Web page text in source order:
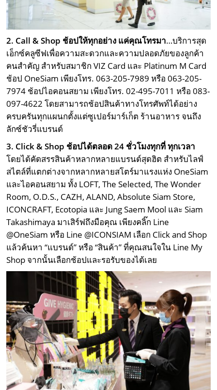
2. Call & Shop ช้อปให้ทุกอย่าง แค่คุณโทรมา…บริการสุด
เอ็กซ์คลูซีฟเพื่อความสะดวกและความปลอดภัยของลูกค้า
คนสำคัญ สำหรับสมาชิก VIZ Card และ Platinum M Card
ช้อป OneSiam เพียงโทร. 063-205-7989 หรือ 063-205-
7974 ช้อปไอคอนสยาม เพียงโทร. 02-495-7011 หรือ 083-
097-4622 โดยสามารถช้อปสินค้าทางโทรศัพท์ได้อย่าง
ครบครันทุกแผนกตั้งแต่ซูเปอร์มาร์เก็ต ร้านอาหาร จนถึง
ลักซ์ชัวรี่แบรนด์
3. Click & Shop ช้อปได้ตลอด 24 ชั่วโมงทุกที่ ทุกเวลา
โดยได้คัดสรรสินค้าหลากหลายแบรนด์สุดฮิต สำหรับไลฟ์
สไตล์ที่แตกต่างจากหลากหลายสโตร์มาแรงแห่ง OneSiam
และไอคอนสยาม ทั้ง LOFT, The Selected, The Wonder
Room, O.D.S., CAZH, ALAND, Absolute Siam Store,
ICONCRAFT, Ecotopia และ Jung Saem Mool และ Siam
Takashimaya มาเสิร์ฟถึงมือคุณ เพียงคลิ๊ก Line
@OneSiam หรือ Line @ICONSIAM เลือก Click and Shop
แล้วค้นหา “แบรนด์” หรือ “สินค้า” ที่คุณสนใจใน Line My
Shop จากนั้นเลือกช้อปและรอรับของได้เลย